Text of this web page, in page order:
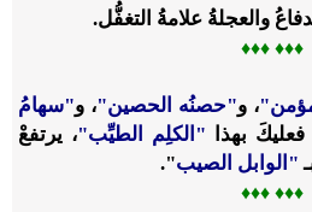
والعجلةُ علامةُ التغفُّل.
♦♦
♦ ♦
♦♦
، و"حصنُه الحصين"، و"سهامُ
بهذا "الكلِم الطيِّب"، يرتفعْ
"الوابل الصيب".
♦♦
♦ ♦
♦♦